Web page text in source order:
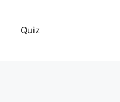
Quiz